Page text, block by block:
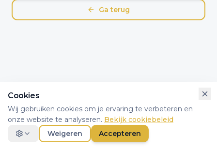
Ga terug
Cookies
Wij gebruiken cookies om je ervaring te verbeteren en
onze website te analyseren. Bekijk cookiebeleid
Weigeren
Accepteren